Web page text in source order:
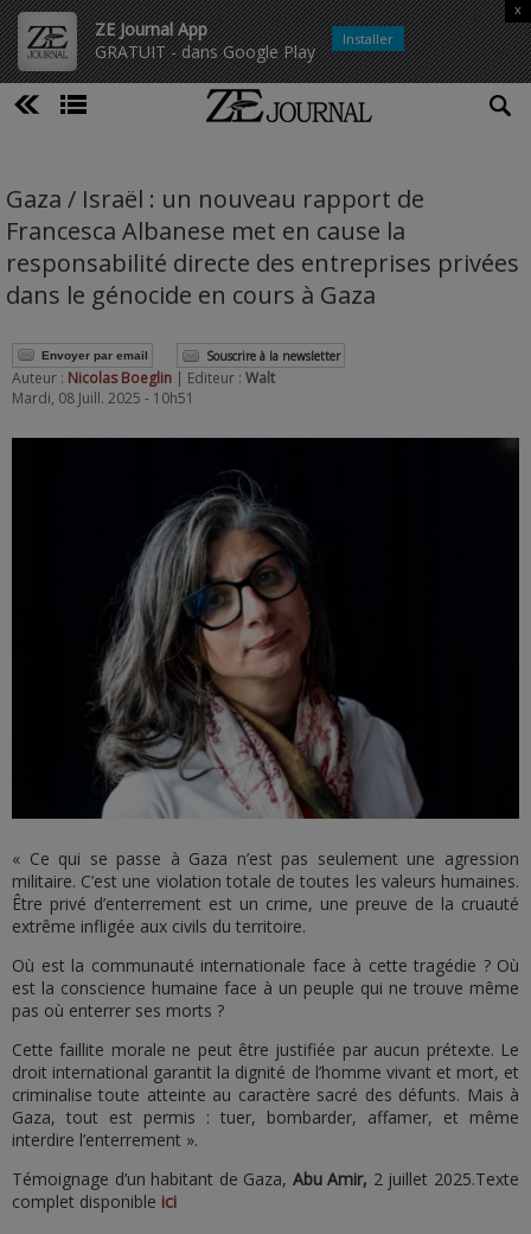
ZE Journal App
GRATUIT - dans Google Play
x
Installer
Gaza / Israël : un nouveau rapport de
Francesca Albanese met en cause la
responsabilité directe des entreprises privées
dans le génocide en cours à Gaza
Envoyer par email Souscrire à la newsletter
Auteur : Nicolas Boeglin | Editeur : Walt
Mardi, 08 Juill. 2025 - 10h51
« Ce qui se passe à Gaza n’est pas seulement une agression
militaire. C’est une violation totale de toutes les valeurs humaines.
Être privé d’enterrement est un crime, une preuve de la cruauté
extrême infligée aux civils du territoire.
Où est la communauté internationale face à cette tragédie ? Où
est la conscience humaine face à un peuple qui ne trouve même
pas où enterrer ses morts ?
Cette faillite morale ne peut être justifiée par aucun prétexte. Le
droit international garantit la dignité de l’homme vivant et mort, et
criminalise toute atteinte au caractère sacré des défunts. Mais à
Gaza, tout est permis : tuer, bombarder, affamer, et même
interdire l’enterrement ».
Témoignage d’un habitant de Gaza, Abu Amir, 2 juillet 2025.Texte
complet disponible ici